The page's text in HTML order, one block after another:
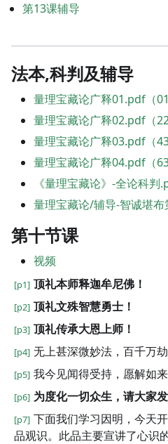
第13课辅导
法本,科判及辅导
量理宝藏论广释01.pdf（
量理宝藏论广释02.pdf（
量理宝藏论广释03.pdf（
量理宝藏论广释04.pdf（
《量理宝藏论》-全论科判
量理宝藏论/辅导-智诚堪
第十节课
视频
[p1] 顶礼本师释迦牟尼佛！
[p2] 顶礼文殊智慧勇士！
[p3] 顶礼传承大恩上师！
[p4] 无上甚深微妙法，百千万劫
[p5] 我今见闻得受持，愿解如来
[p6] 为度化一切众生，请大家
[p7] 下面我们学习因明，今天
品观识。此品主要宣讲了心识